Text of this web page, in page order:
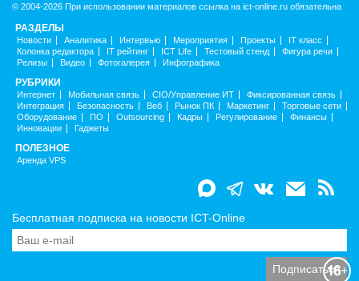
© 2004-2026 При использовании материалов ссылка на ict-online.ru обязательна
РАЗДЕЛЫ
Новости Аналитика Интервью Мероприятия Проекты
IT класс
Колонка редактора
IT рейтинг ICT Life Тестовый стенд
Фигура речи
Релизы
Видео Фотогалерея Инфографика
РУБРИКИ
Интернет Мобильная связь CIO/Управление ИТ
Фиксированная связь
Интеграция
Безопасность Веб Рынок ПК Маркетинг
Торговые сети
Оборудование
ПО Outsourcing Кадры Регулирование
Финансы
Инновации
Гаджеты
ПОЛЕЗНОЕ
Аренда VPS
Бесплатная подписка на новости ICT-Online